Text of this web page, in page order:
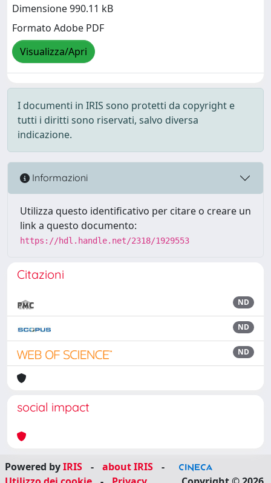
Dimensione 990.11 kB
Formato Adobe PDF
Visualizza/Apri
I documenti in IRIS sono protetti da copyright e
tutti i diritti sono riservati, salvo diversa
indicazione.
Informazioni
Utilizza questo identificativo per citare o creare un
link a questo documento:
https://hdl.handle.net/2318/1929553
Citazioni
ND
ND
ND
social impact
Powered byIRIS - about IRIS
-